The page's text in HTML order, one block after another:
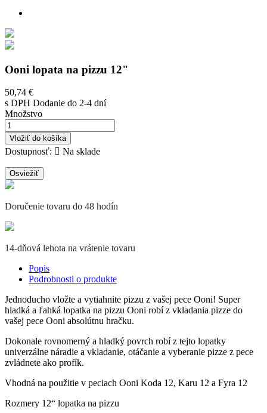
Ooni lopata na pizzu 12"
50,74 €
s DPH Dodanie do 2-4 dní
Množstvo
Vložiť do košíka
Dostupnosť:  Na sklade
Doručenie tovaru do 48 hodín
14-dňová lehota na vrátenie tovaru
Popis
Podrobnosti o produkte
Jednoducho vložte a vytiahnite pizzu z vašej pece Ooni! Super
hladká a ľahká lopatka na pizzu Ooni robí z vkladania pizze do
vašej pece Ooni absolútnu hračku.
Dokonale rovnomerný a hladký povrch robí z tejto lopatky
univerzálne náradie a vkladanie, otáčanie a vyberanie pizze z pece
zvládnete ako profík.
Vhodná na použitie v peciach Ooni Koda 12, Karu 12 a Fyra 12
Rozmery 12“ lopatka na pizzu